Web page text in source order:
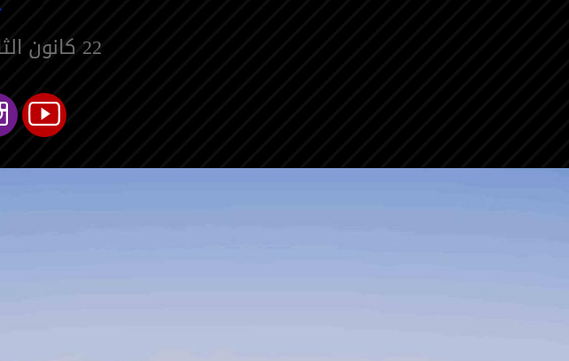
22 كانون الثاني ، 2024 02:01 م